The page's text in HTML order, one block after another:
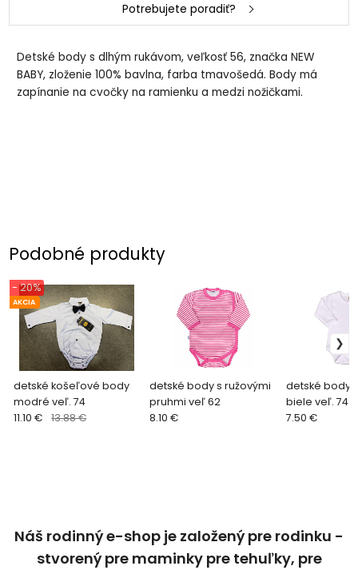
Potrebujete poradiť?
Detské body s dlhým rukávom, veľkosť 56, značka NEW
BABY, zloženie 100% bavlna, farba tmavošedá. Body má
zapínanie na cvočky na ramienku a medzi nožičkami.
Podobné produkty
detské košeľové body
modré veľ. 74
AKCIA
- 20%
11.10 € 13.88 €
detské body s ružovými
pruhmi veľ 62
8.10 €
detské body
biele veľ. 74
7.50 €
Náš rodinný e-shop je založený pre rodinku -
stvorený pre maminky pre tehuľky, pre